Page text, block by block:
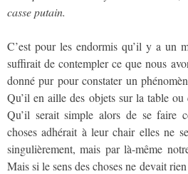
casse putain.
C’est pour les endormis qu’il y a un
suffirait de contempler ce que nous
donné pur pour constater un
Qu’il en aille des objets sur la table
Qu’il serait simple alors de se faire
choses adhérait à leur chair elles ne
singulièrement, mais par là-même
Mais si le sens des choses ne devait